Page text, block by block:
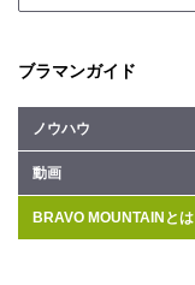
ブラマンガイド
ノウハウ
動画
BRAVO MOUNTAINとは